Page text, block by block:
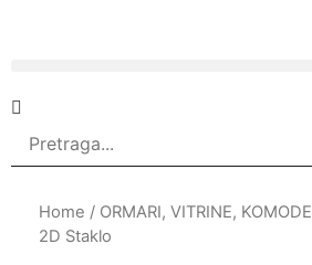
Home / ORMARI, VITRINE, KOMODE
2D Staklo